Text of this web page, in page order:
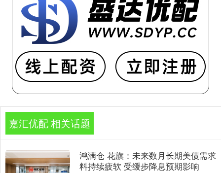
嘉汇优配 相关话题
鸿满仓 花旗：未来数月长期美债需求
料持续疲软 受缓步降息预期影响